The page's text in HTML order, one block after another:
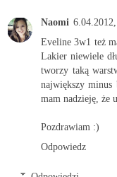
Naomi
Eveline 3w1 też
Lakier niewiele
tworzy taką
największy minus
mam nadzieję, że
Pozdrawiam :)
Odpowiedz